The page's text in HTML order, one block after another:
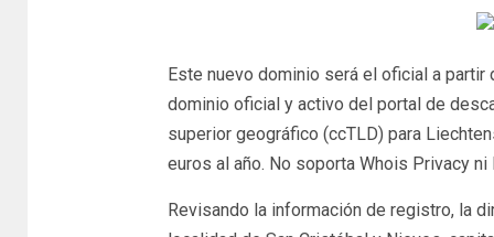
Este nuevo dominio será el oficial a
dominio oficial y activo del portal de
superior geográfico (ccTLD) para
euros al año. No soporta Whois Privacy
Revisando la información de registro, la